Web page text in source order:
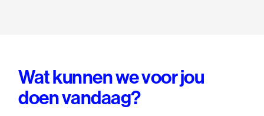
Wat kunnen we voor jou
doen vandaag?